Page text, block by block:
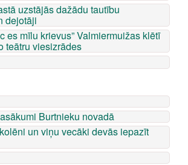
uzstājās dažādu tautību
dejotāji
es mīlu krievus” Valmiermuižas klētī
teātru viesizrādes
Burtnieku novadā
un viņu vecāki devās iepazīt